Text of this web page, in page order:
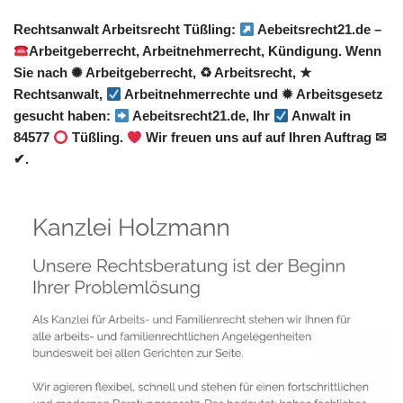
Rechtsanwalt Arbeitsrecht Tüßling:
Aebeitsrecht21.de –
Arbeitgeberrecht, Arbeitnehmerrecht, Kündigung. Wenn
Sie nach ✺ Arbeitgeberrecht, ♻ Arbeitsrecht, ★
Rechtsanwalt,
Arbeitnehmerrechte und ✹ Arbeitsgesetz
gesucht haben:
Aebeitsrecht21.de, Ihr
Anwalt in
84577
Tüßling.
Wir freuen uns auf auf Ihren Auftrag ✉
✔.